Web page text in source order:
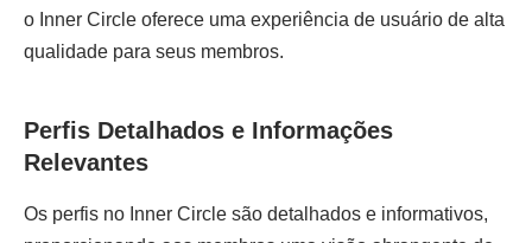
o Inner Circle oferece uma experiência de usuário de alta
qualidade para seus membros.
Perfis Detalhados e Informações
Relevantes
Os perfis no Inner Circle são detalhados e informativos,